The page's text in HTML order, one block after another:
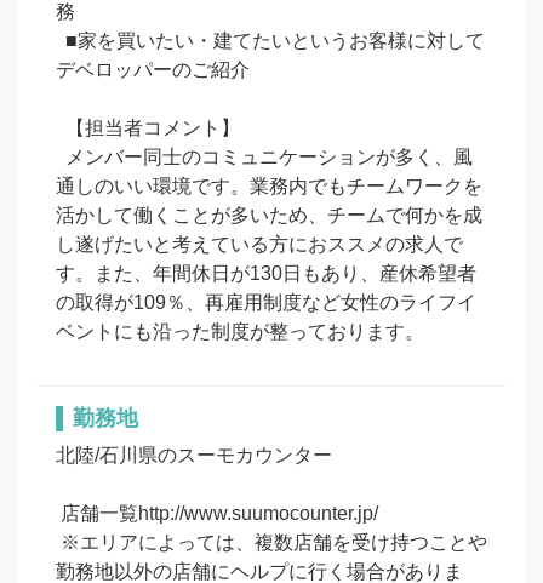
務
デベロッパーのご紹介
通しのいい環境です。業務内でもチームワークを
活かして働くことが多いため、チームで何かを成
し遂げたいと考えている方におススメの求人で
す。また、年間休日が130日もあり、産休希望者
の取得が109％、再雇用制度など女性のライフイ
ベントにも沿った制度が整っております。
勤務地
北陸/石川県のスーモカウンター
勤務地以外の店舗にヘルプに行く場合がありま